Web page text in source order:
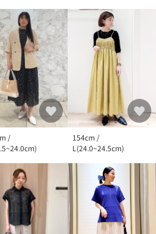
/
154cm /
L(24.0~24.5cm)